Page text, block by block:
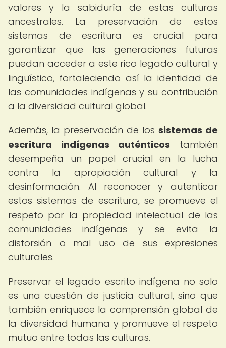
valores y la sabiduría de estas culturas
ancestrales. La preservación de estos
sistemas de escritura es crucial para
garantizar que las generaciones futuras
puedan acceder a este rico legado cultural y
lingüístico, fortaleciendo así la identidad de
las comunidades indígenas y su contribución
a la diversidad cultural global.
Además, la preservación de los sistemas de
escritura indígenas auténticos también
desempeña un papel crucial en la lucha
contra la apropiación cultural y la
desinformación. Al reconocer y autenticar
estos sistemas de escritura, se promueve el
respeto por la propiedad intelectual de las
comunidades indígenas y se evita la
distorsión o mal uso de sus expresiones
culturales.
Preservar el legado escrito indígena no solo
es una cuestión de justicia cultural, sino que
también enriquece la comprensión global de
la diversidad humana y promueve el respeto
mutuo entre todas las culturas.